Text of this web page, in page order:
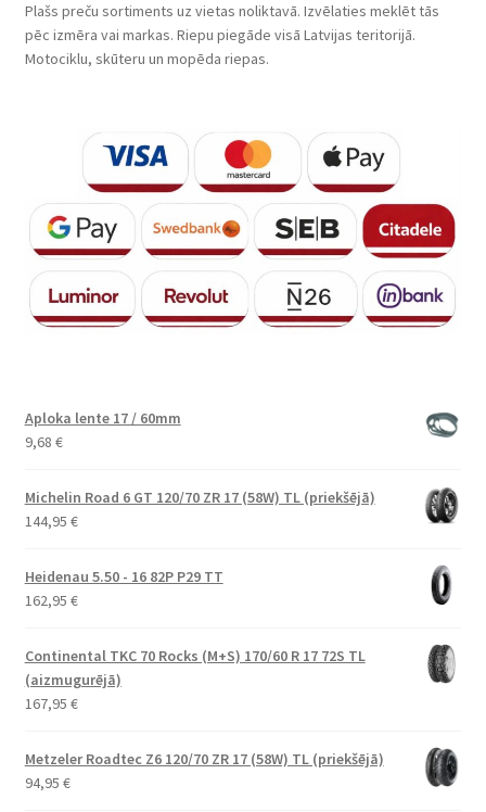
Plašs preču sortiments uz vietas noliktavā. Izvēlaties meklēt tās
pēc izmēra vai markas. Riepu piegāde visā Latvijas teritorijā.
Motociklu, skūteru un mopēda riepas.
Aploka lente 17 / 60mm
9,68 €
Michelin Road 6 GT 120/70 ZR 17 (58W) TL (priekšējā)
144,95 €
Heidenau 5.50 - 16 82P P29 TT
162,95 €
Continental TKC 70 Rocks (M+S) 170/60 R 17 72S TL
(aizmugurējā)
167,95 €
Metzeler Roadtec Z6 120/70 ZR 17 (58W) TL (priekšējā)
94,95 €